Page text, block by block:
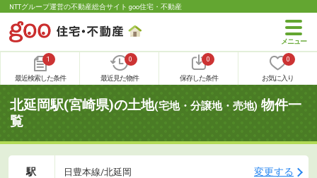
NTTグループ運営の不動産総合サイト goo住宅・不動産
1
最近検索した条件
0
最近見た物件
0
保存した条件
0
お気に入り
北延岡駅(宮崎県)の土地(宅地・分譲地・売地) 物件一
覧
駅 日豊本線/北延岡 変更する